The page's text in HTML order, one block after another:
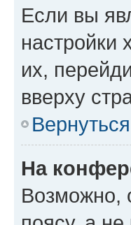
Если вы
настройки
их,
вверху
На
Возможно,